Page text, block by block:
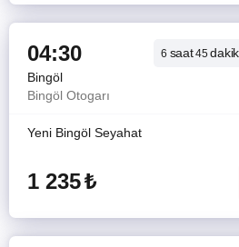
04:30 6 saat45
Bingöl
Bingöl Otogarı
Yeni Bingöl Seyahat
1 235₺